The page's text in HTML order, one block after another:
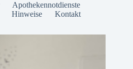
Apothekennotdienste
Hinweise Kontakt